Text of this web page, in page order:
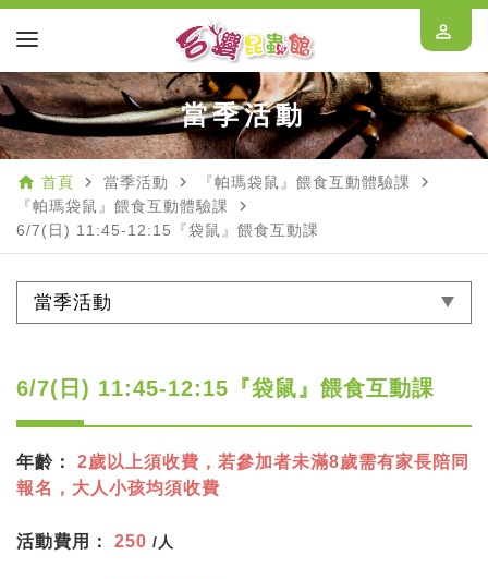
perm_identity
當季活動
home 首頁 navigate_next 當季活動 navigate_next 『帕瑪袋鼠』餵食互動體驗課 navigate_next
『帕瑪袋鼠』餵食互動體驗課 navigate_next
6/7(日) 11:45-12:15『袋鼠』餵食互動課
當季活動
6/7(日) 11:45-12:15『袋鼠』餵食互動課
年齡： 2歲以上須收費，若參加者未滿8歲需有家長陪同
報名，大人小孩均須收費
活動費用： 250 /人